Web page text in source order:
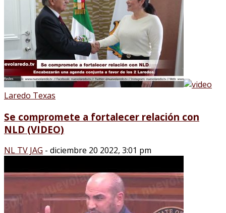
Laredo Texas
Se compromete a fortalecer relación con
NLD (VIDEO)
NL TV JAG - diciembre 20 2022, 3:01 pm